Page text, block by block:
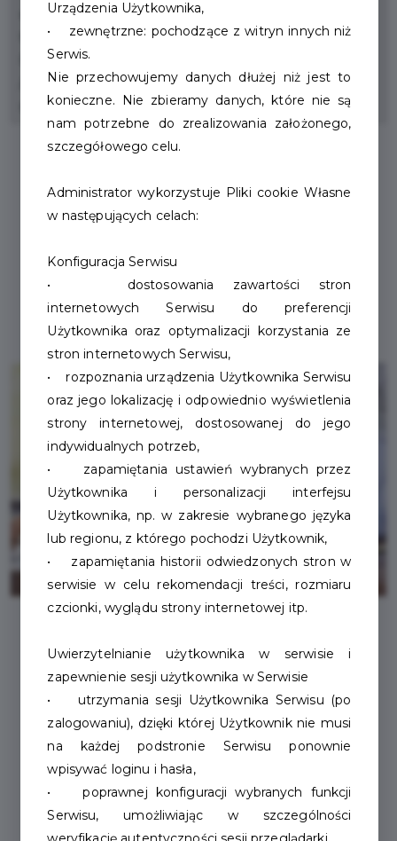
o Twoją urodę. Wykonasz tu : Zabiegi pielęgnacyjne
twarzy, kwasy itp Hennę , Laminacje brwi i rzęs ,
Przedłużania rzęs , Woskowanie Manicure klasyczny
/hybryda /żel Pedicure Zabiegi pielęgnacyjne na dłonie i
stopy Przekłuwanie uszu.
Urządzenia Użytkownika,
• zewnętrzne: pochodzące z witryn innych niż
Serwis.
Nie przechowujemy danych dłużej niż jest to
konieczne. Nie zbieramy danych, które nie są
nam potrzebne do zrealizowania założonego,
szczegółowego celu.
Administrator wykorzystuje Pliki cookie Własne
w następujących celach:
Konfiguracja Serwisu
• dostosowania zawartości stron
internetowych Serwisu do preferencji
Użytkownika oraz optymalizacji korzystania ze
stron internetowych Serwisu,
• rozpoznania urządzenia Użytkownika Serwisu
oraz jego lokalizację i odpowiednio wyświetlenia
strony internetowej, dostosowanej do jego
indywidualnych potrzeb,
• zapamiętania ustawień wybranych przez
Użytkownika i personalizacji interfejsu
Użytkownika, np. w zakresie wybranego języka
lub regionu, z którego pochodzi Użytkownik,
• zapamiętania historii odwiedzonych stron w
serwisie w celu rekomendacji treści, rozmiaru
czcionki, wyglądu strony internetowej itp.
Uwierzytelnianie użytkownika w serwisie i
zapewnienie sesji użytkownika w Serwisie
• utrzymania sesji Użytkownika Serwisu (po
zalogowaniu), dzięki której Użytkownik nie musi
na każdej podstronie Serwisu ponownie
wpisywać loginu i hasła,
• poprawnej konfiguracji wybranych funkcji
Serwisu, umożliwiając w szczególności